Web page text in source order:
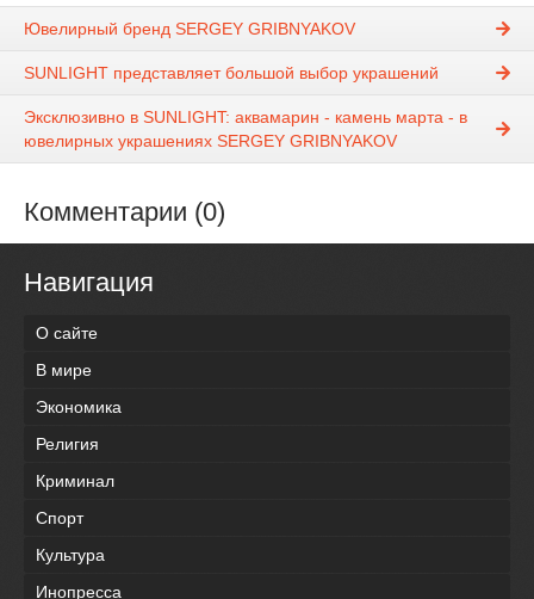
Ювелирный бренд SERGEY GRIBNYAKOV
SUNLIGHT представляет большой выбор украшений
Эксклюзивно в SUNLIGHT: аквамарин - камень марта - в
ювелирных украшениях SERGEY GRIBNYAKOV
Комментарии (0)
Навигация
О сайте
В мире
Экономика
Религия
Криминал
Спорт
Культура
Инопресса